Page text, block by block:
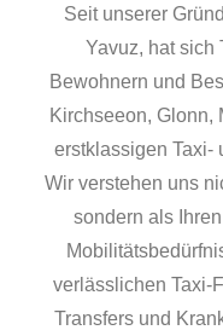
Seit unserer
Yavuz, hat sich
Bewohnern und
Kirchseeon, Glonn,
erstklassigen Taxi-
Wir verstehen uns
sondern als
verlässlichen Taxi-
Transfers und